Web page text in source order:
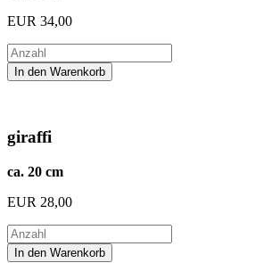
EUR 34,00
giraffi
ca. 20 cm
EUR 28,00